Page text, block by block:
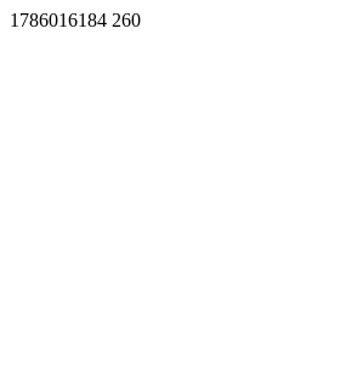
1786016184 260